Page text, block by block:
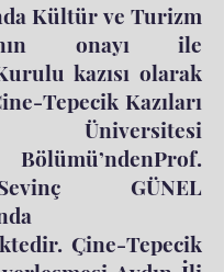
Kültür ve Turizm
onayı ile
kazısı olarak
Tepecik Kazıları
Üniversitesi
GÜNEL
Çine-Tepecik